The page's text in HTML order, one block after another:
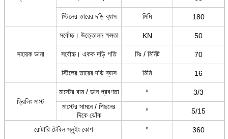
স্টিলের তারের দড়ি ব্যাস মিমি 180
সহায়ক ডানা
সর্বোচ্চ। উত্তোলন ক্ষমতা KN 50
সর্বোচ্চ। একক দড়ি গতি মিঃ / মিনিট 70
স্টিলের তারের দড়ি ব্যাস মিমি 16
ড্রিলিং মাস্ট
মাস্টের বাম / ডান প্রবণতা °
3/3
মাস্টের সামনে / পিছনের
দিকে ঝোঁক
° 5/15
রোটারি টেবিল স্লুইং কোণ ° 360